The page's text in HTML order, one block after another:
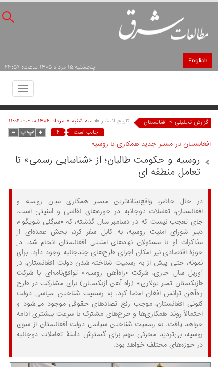
English
پنجشنبه ۱۵ مرداد ۱۴۰۵ ساعت: ۲۳:۵۷
Toggle
گزارش تحلیلی > افغانستان تاریخ انتشار سه شنبه ۷ مرداد ۱۴۰۴ ساعت ۱۱:۰۲
جالب است ۴
افغانستان در مسیر جدید همکاری با روسیه
روسیه و حکومت طالبان؛ از «شناسایی رسمی» تا
تعامل منطقه ای
در حال حاضر، واقع‌بینانه‌ترین مسیر همکاری میان روسیه و
افغانستان، تعاملات دوجانبه در حوزه‌های نظامی و امنیتی است.
جای تعجب نیست که در دسامبر سال گذشته، که «سرگئی شویگو»،
دبیر شورای امنیت روسیه، به کابل سفر کرد، بخش عمده‌ای از
مذاکرات او با مسئولان نهادهای امنیتی افغانستان انجام شد. در
حوزۀ اقتصادی نیز امکان اجرای طرح‌های چندجانبه وجود دارد. برای
نمونه، حتی پیش از به رسمیت شناخته شدن دولت افغانستان، در
آوریل سال جاری، شرکت «راه‌آهن روسیه» توافق‌نامه‌ای با شرکت
«ازبکستان تمیر یولاری» (راه آهن ازبکستان) برای مشارکت در طرح
راه‌آهن ترانس افغان امضا کرد. به رسمیت شناختن سیاسی دولت
کنونی افغانستان، موجب رفع تضادهای حقوقی موجود می‌شود و
احتمالاً روند همکاری‌ها و طرح‌های مشترک با سرعت بیشتری ادامه
خواهد یافت. به رسمیت شناختن سیاسی دولت افغانستان از سوی
روسیه، بی‌تردید محرکی مهم برای گسترش دامنۀ تعاملات دوجانبه
در حوزه‌های مختلف خواهد بود.